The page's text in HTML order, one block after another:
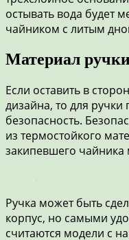
остывать вода будет
чайником с литым
Материал
Если оставить в
дизайна, то для ручки
безопасность.
из термостойкого
закипевшего
Ручка может быть
корпус, но самыми
считаются модели с